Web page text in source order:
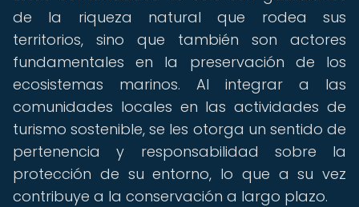
de la riqueza natural que rodea sus
territorios, sino que también son actores
fundamentales en la preservación de los
ecosistemas marinos. Al integrar a las
comunidades locales en las actividades de
turismo sostenible, se les otorga un sentido de
pertenencia y responsabilidad sobre la
protección de su entorno, lo que a su vez
contribuye a la conservación a largo plazo.